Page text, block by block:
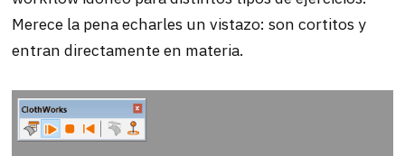
Merece la pena echarles un vistazo: son cortitos y
entran directamente en materia.